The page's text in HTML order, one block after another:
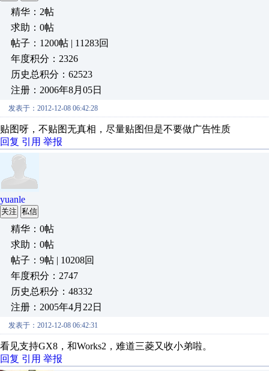
精华：2帖
求助：0帖
帖子：1200帖 | 11283回
年度积分：2326
历史总积分：62523
注册：2006年8月05日
发表于：2012-12-08 06:42:28
贴图呀，不贴图无真相，尽量贴图但是不要做广告性质
回复 引用 举报
yuanle
关注 私信
精华：0帖
求助：0帖
帖子：9帖 | 10208回
年度积分：2747
历史总积分：48332
注册：2005年4月22日
发表于：2012-12-08 06:42:31
看见支持GX8，和Works2，难道三菱又收小弟啦。
回复 引用 举报